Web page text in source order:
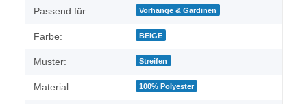
Passend für: Vorhänge & Gardinen
Farbe: BEIGE
Muster: Streifen
Material: 100% Polyester